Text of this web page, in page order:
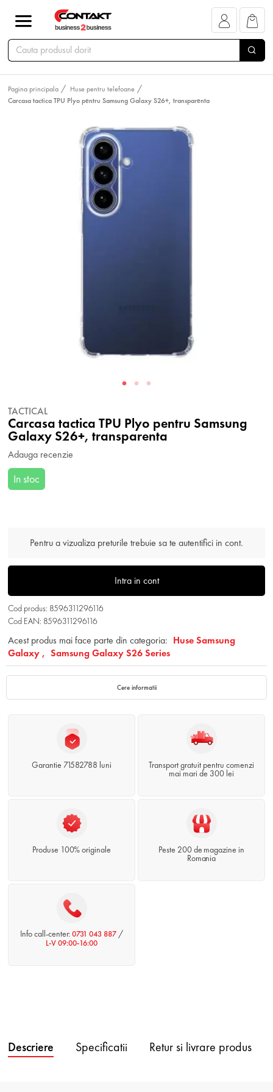
Pagina principala
Huse pentru telefoane
Carcasa tactica TPU Plyo pentru Samsung Galaxy S26+, transparenta
TACTICAL
Carcasa tactica TPU Plyo pentru Samsung
Galaxy S26+, transparenta
Adauga recenzie
In stoc
Pentru a vizualiza preturile trebuie sa te autentifici in cont.
Intra in cont
Cod produs: 8596311296116
Cod EAN: 8596311296116
Acest produs mai face parte din categoria: Huse Samsung
Galaxy , Samsung Galaxy S26 Series
Cere informatii
Garantie 71582788 luni
Transport gratuit pentru comenzi
mai mari de 300 lei
Produse 100% originale
Peste 200 de magazine in
Romania
Info call-center:0731 043 887 /
L-V 09:00-16:00
Descriere Specificatii Retur si livrare produs